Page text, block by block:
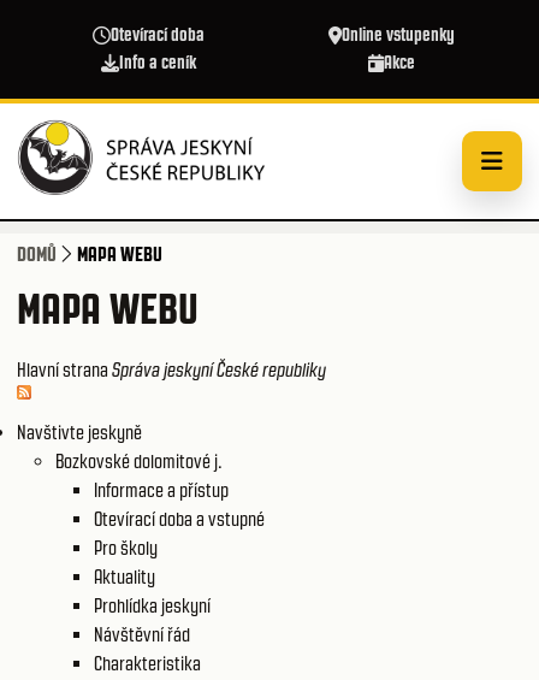
Otevírací doba
Online vstupenky
Info a ceník
Akce
DOMŮ MAPA WEBU
MAPA WEBU
Hlavní strana Správa jeskyní České republiky
Navštivte jeskyně
Bozkovské dolomitové j.
Informace a přístup
Otevírací doba a vstupné
Pro školy
Aktuality
Prohlídka jeskyní
Návštěvní řád
Charakteristika